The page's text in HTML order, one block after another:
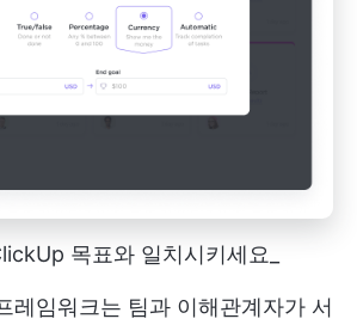
목표와 일치시키세요_
레임워크는 팀과 이해관계자가 서